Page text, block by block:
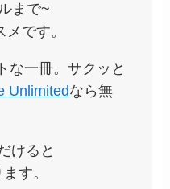
まで~
です。
な一冊。サクッと
Unlimitedなら無
けると
す。